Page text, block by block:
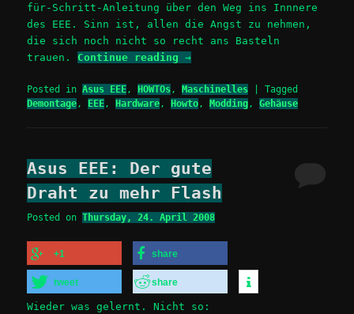
für-Schritt-Anleitung über den Weg ins Innnere
des EEE. Sinn ist, allen die Angst zu nehmen,
die sich noch nicht so recht ans Basteln
trauen. Continue reading→
Posted in Asus EEE ,HOWTOs ,Maschinelles |Tagged
Demontage , EEE ,Hardware ,Howto ,Modding ,Gehäuse
Asus EEE: Der gute
Draht zu mehr Flash
Posted onThursday, 24. April 2008
+1 share
tweet share
Wieder was gelernt. Nicht so: